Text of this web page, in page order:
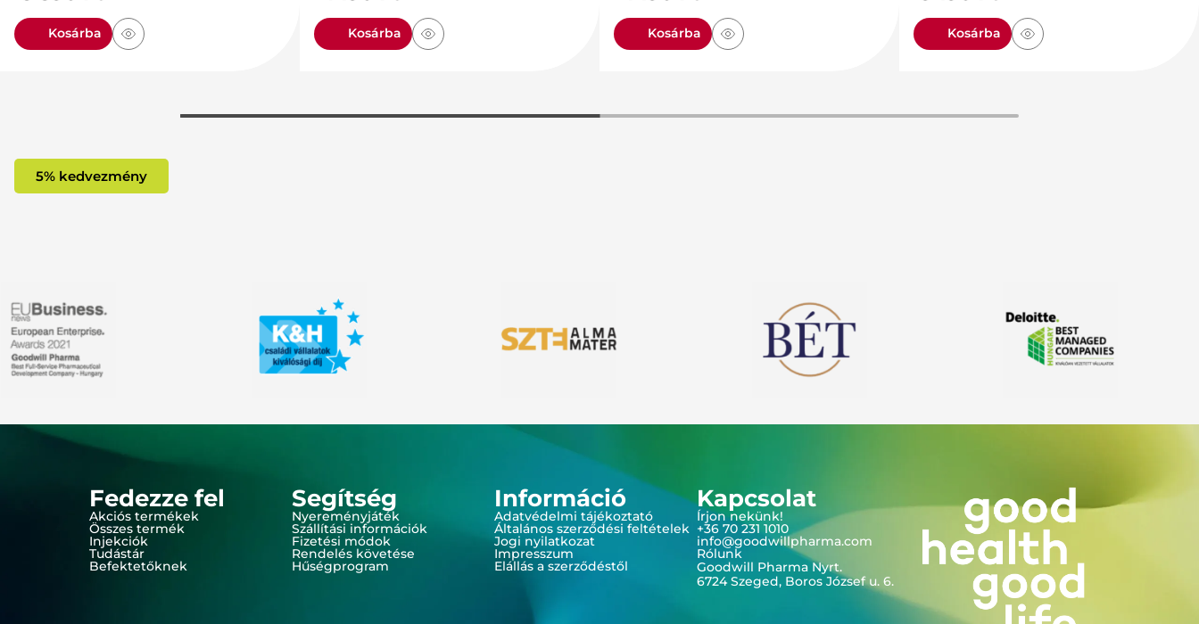
Kosárba Kosárba Kosárba Kosárba
5% kedvezmény
Fedezze fel
Akciós termékek
Összes termék
Injekciók
Tudástár
Befektetőknek
Segítség
Nyereményjáték
Szállítási információk
Fizetési módok
Rendelés követése
Hűségprogram
Információ
Adatvédelmi tájékoztató
Általános szerződési feltételek
Jogi nyilatkozat
Impresszum
Elállás a szerződéstől
Kapcsolat
Írjon nekünk!
+36 70 231 1010
info@goodwillpharma.com
Rólunk
Goodwill Pharma Nyrt.
6724 Szeged, Boros József u. 6.